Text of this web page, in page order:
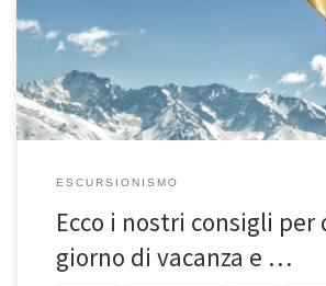
successivo che ne apre un altro, all’insegna […]
ESCURSIONISMO
Ecco i nostri consigli per
giorno di vacanza e …